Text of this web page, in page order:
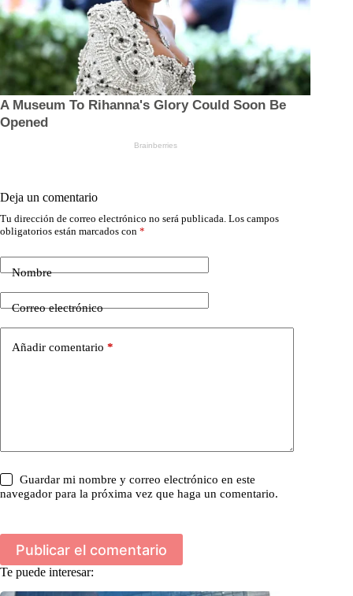
Deja un comentario
Tu dirección de correo electrónico no será publicada. Los campos
obligatorios están marcados con *
Nombre
Correo electrónico
Añadir comentario *
Guardar mi nombre y correo electrónico en este
navegador para la próxima vez que haga un comentario.
Publicar el comentario
Te puede interesar: